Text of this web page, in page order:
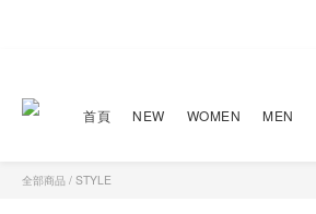
首頁 NEW WOMEN MEN
全部商品 / STYLE